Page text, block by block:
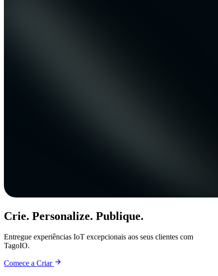
Crie. Personalize. Publique.
Entregue experiências IoT excepcionais aos seus clientes com
TagoIO.
Comece a Criar